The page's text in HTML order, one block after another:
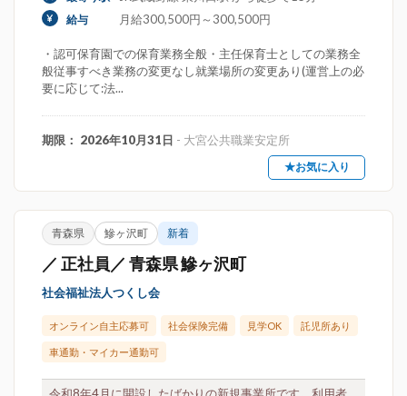
給与 月給300,500円～300,500円
・認可保育園での保育業務全般・主任保育士としての業務全
般従事すべき業務の変更なし就業場所の変更あり(運営上の必
要に応じて:法...
期限： 2026年10月31日 - 大宮公共職業安定所
★お気に入り
青森県 鰺ヶ沢町 新着
／ 正社員／ 青森県 鰺ヶ沢町
社会福祉法人つくし会
オンライン自主応募可 社会保険完備 見学OK 託児所あり
車通勤・マイカー通勤可